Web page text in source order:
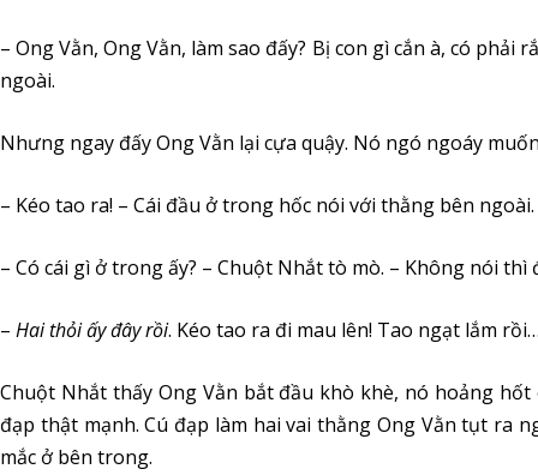
– Ong Vằn, Ong Vằn, làm sao đấy? Bị con gì cắn à, có
ngoài.
Nhưng ngay đấy Ong Vằn lại cựa quậy. Nó ngó ngoáy
– Kéo tao ra! – Cái đầu ở trong hốc nói với thằng bên
– Có cái gì ở trong ấy? – Chuột Nhắt tò mò. – Không nói
– Hai thỏi ấy đây rồi. Kéo tao ra đi mau lên! Tao ngạt lắm
Chuột Nhắt thấy Ong Vằn bắt đầu khò khè, nó hoảng
đạp thật mạnh. Cú đạp làm hai vai thằng Ong Vằn tụt ra
mắc ở bên trong.